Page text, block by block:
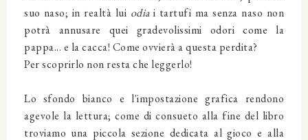
suo naso; in realtà lui odiai tartufi ma senza naso non
potrà annusare quei gradevolissimi odori come la
pappa... e la cacca! Come ovvierà a questa perdita?
Per scoprirlo non resta che leggerlo!
Lo sfondo bianco e l'impostazione grafica rendono
agevole la lettura; come di consueto alla fine del libro
troviamo una piccola sezione dedicata al gioco e alla